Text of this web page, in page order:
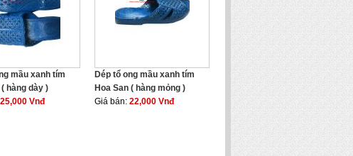
mầu xanh tím
( hàng dày )
25,000 Vnđ
Dép tổ ong mầu xanh tím
Hoa San ( hàng mỏng )
Giá bán: 22,000 Vnđ